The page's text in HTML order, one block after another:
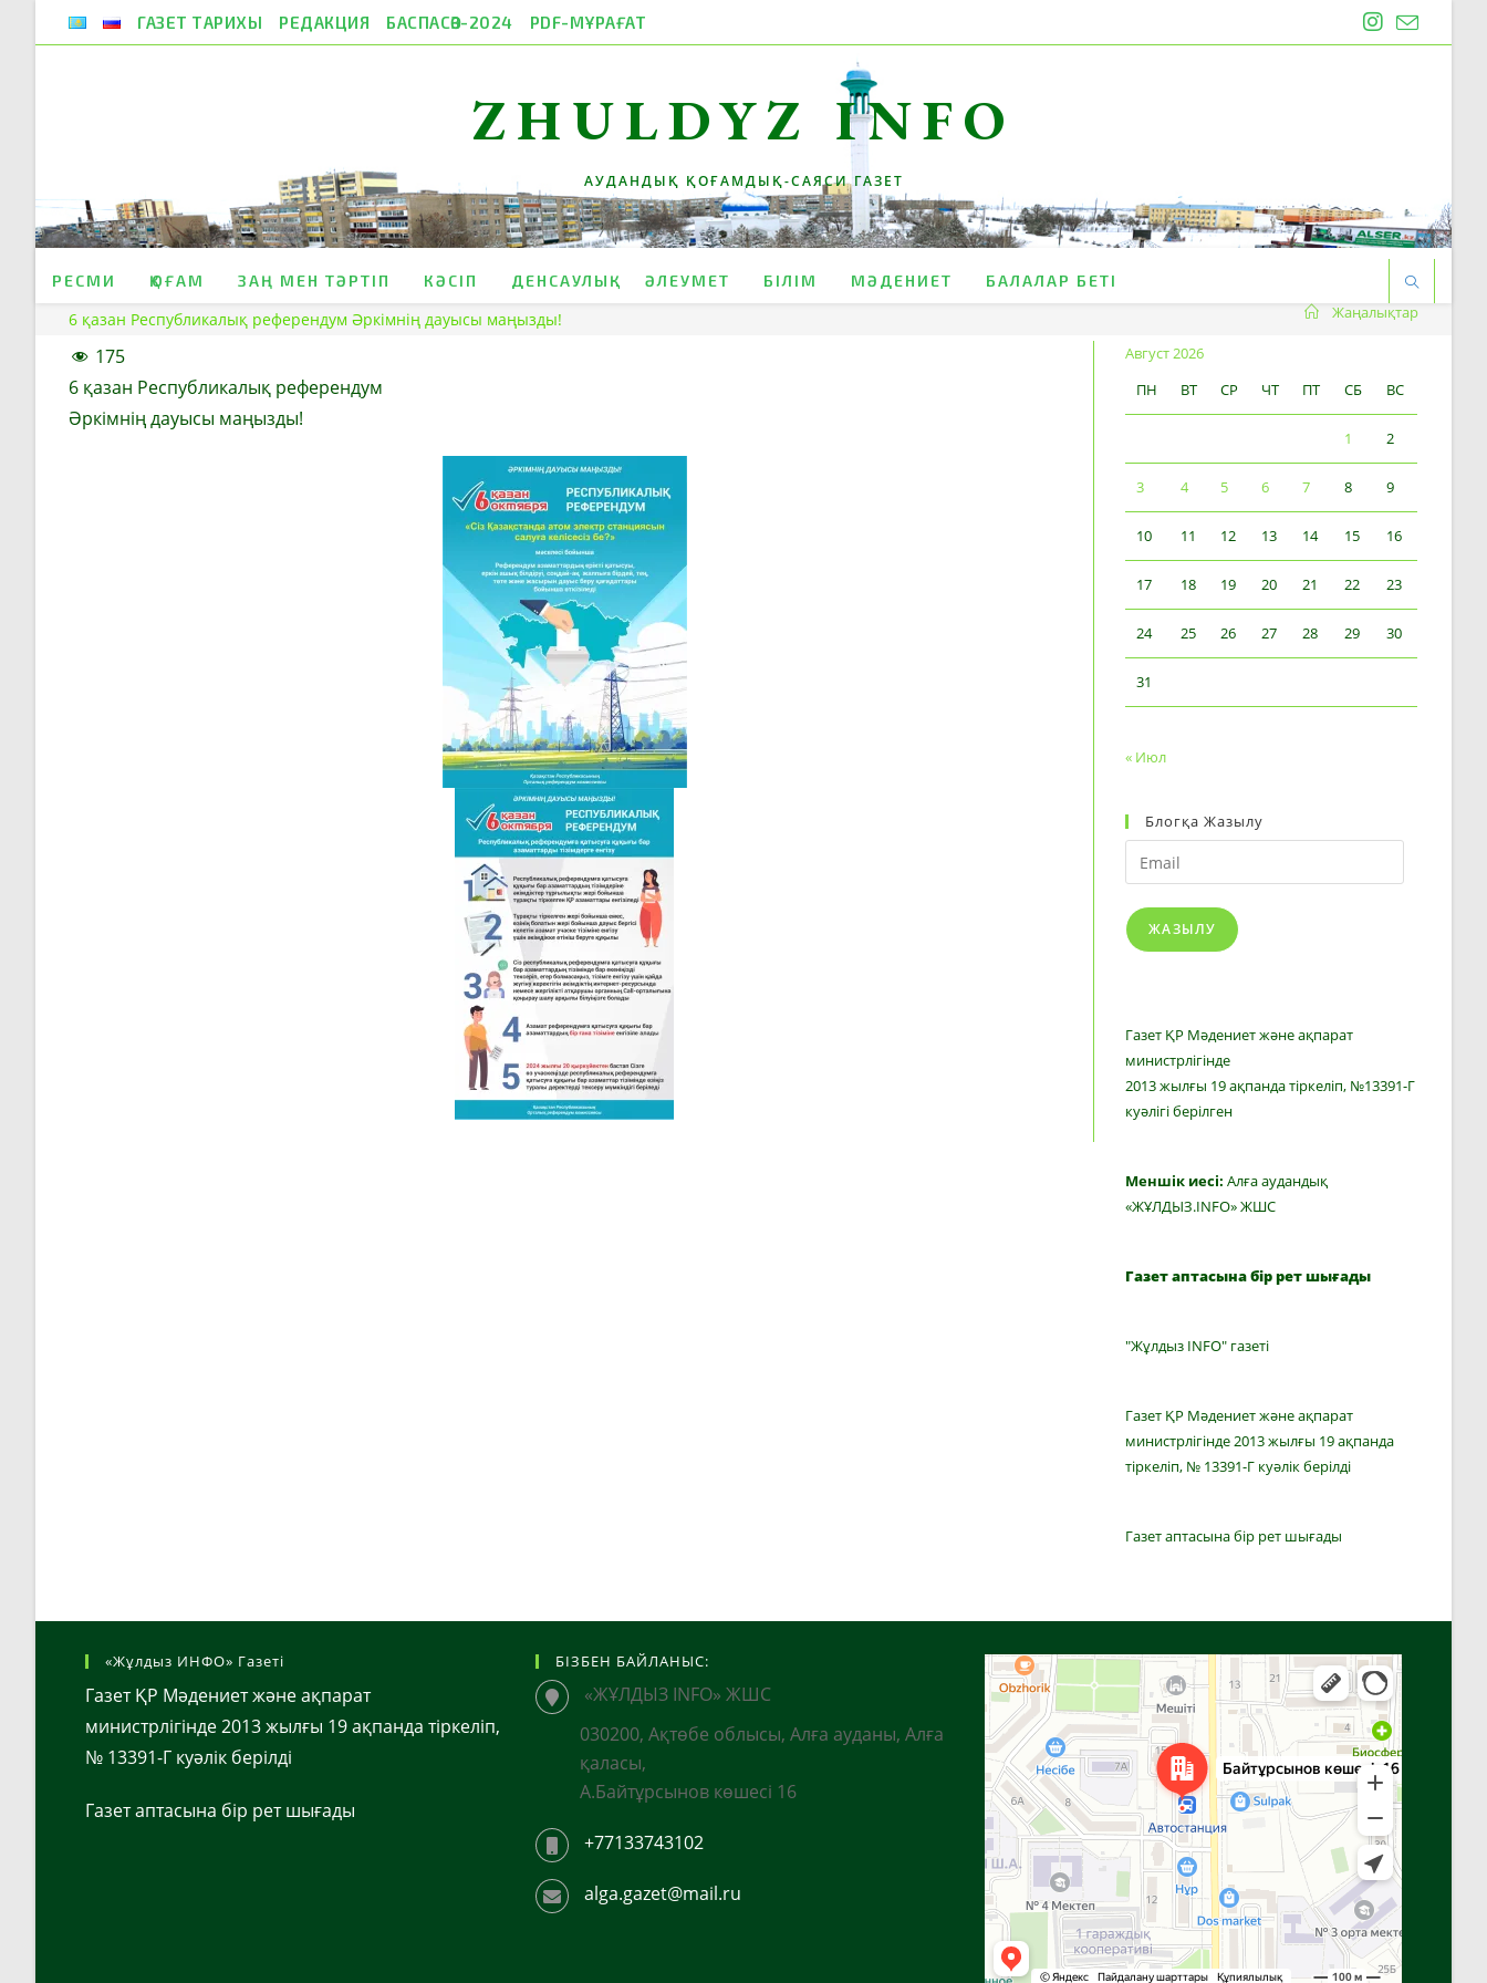
ГАЗЕТ ТАРИХЫ РЕДАКЦИЯ БАСПАСӨЗ-2024 PDF-МҰРАҒАТ
ZHULDYZ INFO
АУДАНДЫҚ ҚОҒАМДЫҚ-САЯСИ ГАЗЕТ
РЕСМИ ҚОҒАМ ЗАҢ МЕН ТӘРТІП КӘСІП ДЕНСАУЛЫҚ ӘЛЕУМЕТ БІЛІМ МӘДЕНИЕТ БАЛАЛАР БЕТІ
6 қазан Республикалық референдум Әркімнің дауысы маңызды! Жаңалықтар
175
6 қазан Республикалық референдум
Әркімнің дауысы маңызды!
Август 2026
ПН
ВТ СР ЧТ ПТ СБ ВС
1 2
3 4 5 6 7 8 9
10 11 12 13 14 15 16
17 18 19 20 21 22 23
24 25 26 27 28 29 30
31
« Июл
Блогқа Жазылу
Email
ЖАЗЫЛУ
Газет ҚР Мәдениет және ақпарат
министрлігінде
2013 жылғы 19 ақпанда тіркеліп, №13391-Г
куәлігі берілген
Меншік иесі: Алға аудандық
«ЖҰЛДЫЗ.INFO» ЖШС
Газет аптасына бір рет шығады
"Жұлдыз INFO" газеті
Газет ҚР Мәдениет және ақпарат
министрлігінде 2013 жылғы 19 ақпанда
тіркеліп, № 13391-Г куәлік берілді
Газет аптасына бір рет шығады
«Жұлдыз ИНФО» Газеті
Газет ҚР Мәдениет және ақпарат
министрлігінде 2013 жылғы 19 ақпанда тіркеліп,
№ 13391-Г куәлік берілді
Газет аптасына бір рет шығады
БІЗБЕН БАЙЛАНЫС:
«ЖҰЛДЫЗ INFO» ЖШС
030200, Ақтөбе облысы, Алға ауданы, Алға
қаласы,
А.Байтұрсынов көшесі 16
+77133743102
alga.gazet@mail.ru
Алға
Яндекс Карталар — көлік, навигация, орындарды іздеу